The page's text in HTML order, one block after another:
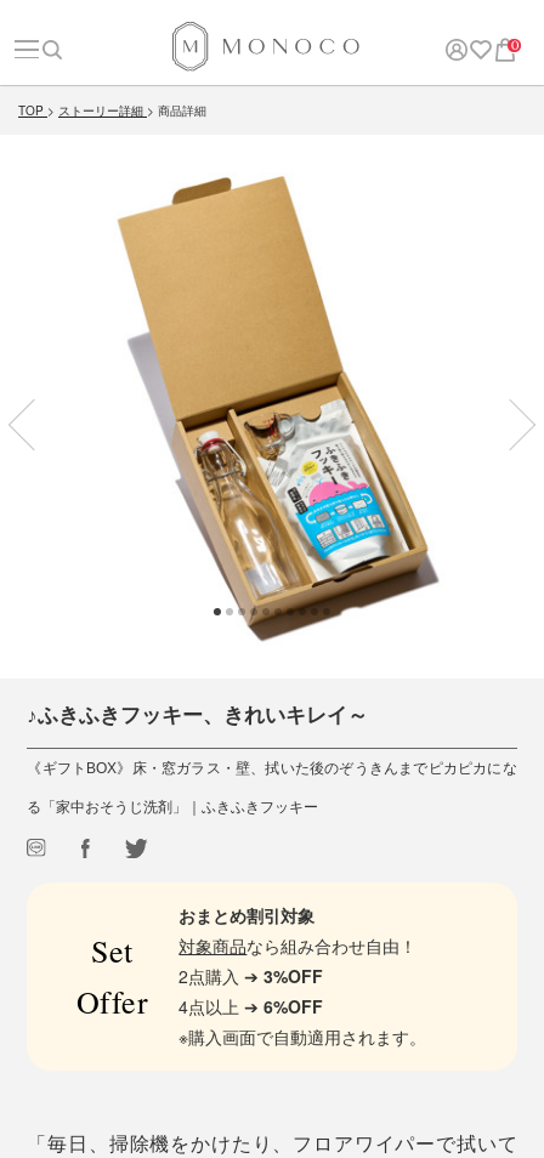
0
TOP ストーリー詳細 商品詳細
♪ふきふきフッキー、きれいキレイ～
《ギフトBOX》床・窓ガラス・壁、拭いた後のぞうきんまでピカピカにな
る「家中おそうじ洗剤」｜ふきふきフッキー
Set
Offer
おまとめ割引対象
対象商品なら組み合わせ自由！
2点購入 ➔3%OFF
4点以上 ➔6%OFF
※購入画面で自動適用されます。
「毎日、掃除機をかけたり、フロアワイパーで拭いて